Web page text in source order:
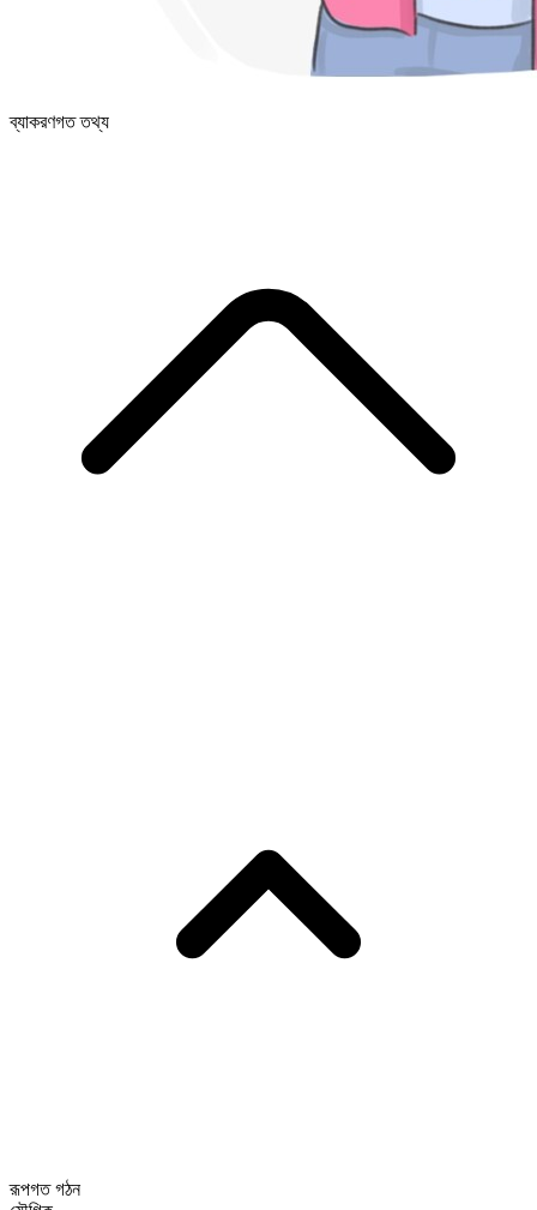
ব্যাকরণগত তথ্য
রূপগত গঠন